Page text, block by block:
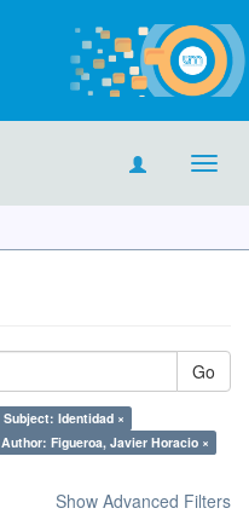
Go
Subject: Identidad ×
Author: Figueroa, Javier Horacio ×
Show Advanced Filters